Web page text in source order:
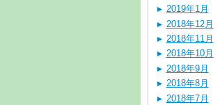
2019年1月
2018年12月
2018年11月
2018年10月
2018年9月
2018年8月
2018年7月